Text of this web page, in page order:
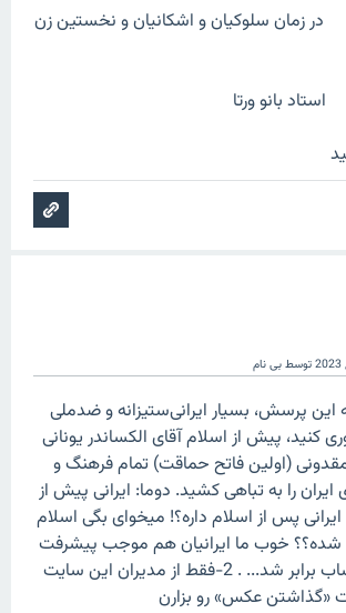
زمان سلوکیان و اشکانیان و نخستین زن
توسطبی نام
پرسش، بسیار ایرانی‌ستیزانه و ضدملی
کنید، پیش از اسلام آقای الکساندر یونانی
(اولین فاتح حماقت) تمام فرهنگ و
ایران را به تباهی کشید. دوما: ایرانی پیش از
پس از اسلام داره؟! میخوای بگی اسلام
خوب ما ایرانیان هم موجب پیشرفت
اسلام شدیم! حساب برابر شد... . 2-فقط از مدیران این سایت
«گذاشتن عکس» رو بزارن